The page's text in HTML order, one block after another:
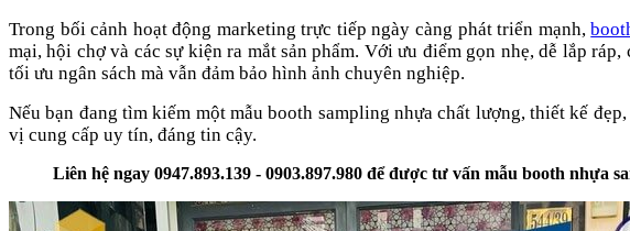
Trong bối cảnh hoạt động marketing trực tiếp ngày càng phát triển mạnh,
mại, hội chợ và các sự kiện ra mắt sản phẩm. Với ưu điểm gọn nhẹ, dễ lắp
tối ưu ngân sách mà vẫn đảm bảo hình ảnh chuyên nghiệp.
Nếu bạn đang tìm kiếm một mẫu booth sampling nhựa chất lượng, thiết kế
vị cung cấp uy tín, đáng tin cậy.
Liên hệ ngay 0947.893.139 - 0903.897.980 để được tư vấn mẫu booth nhựa